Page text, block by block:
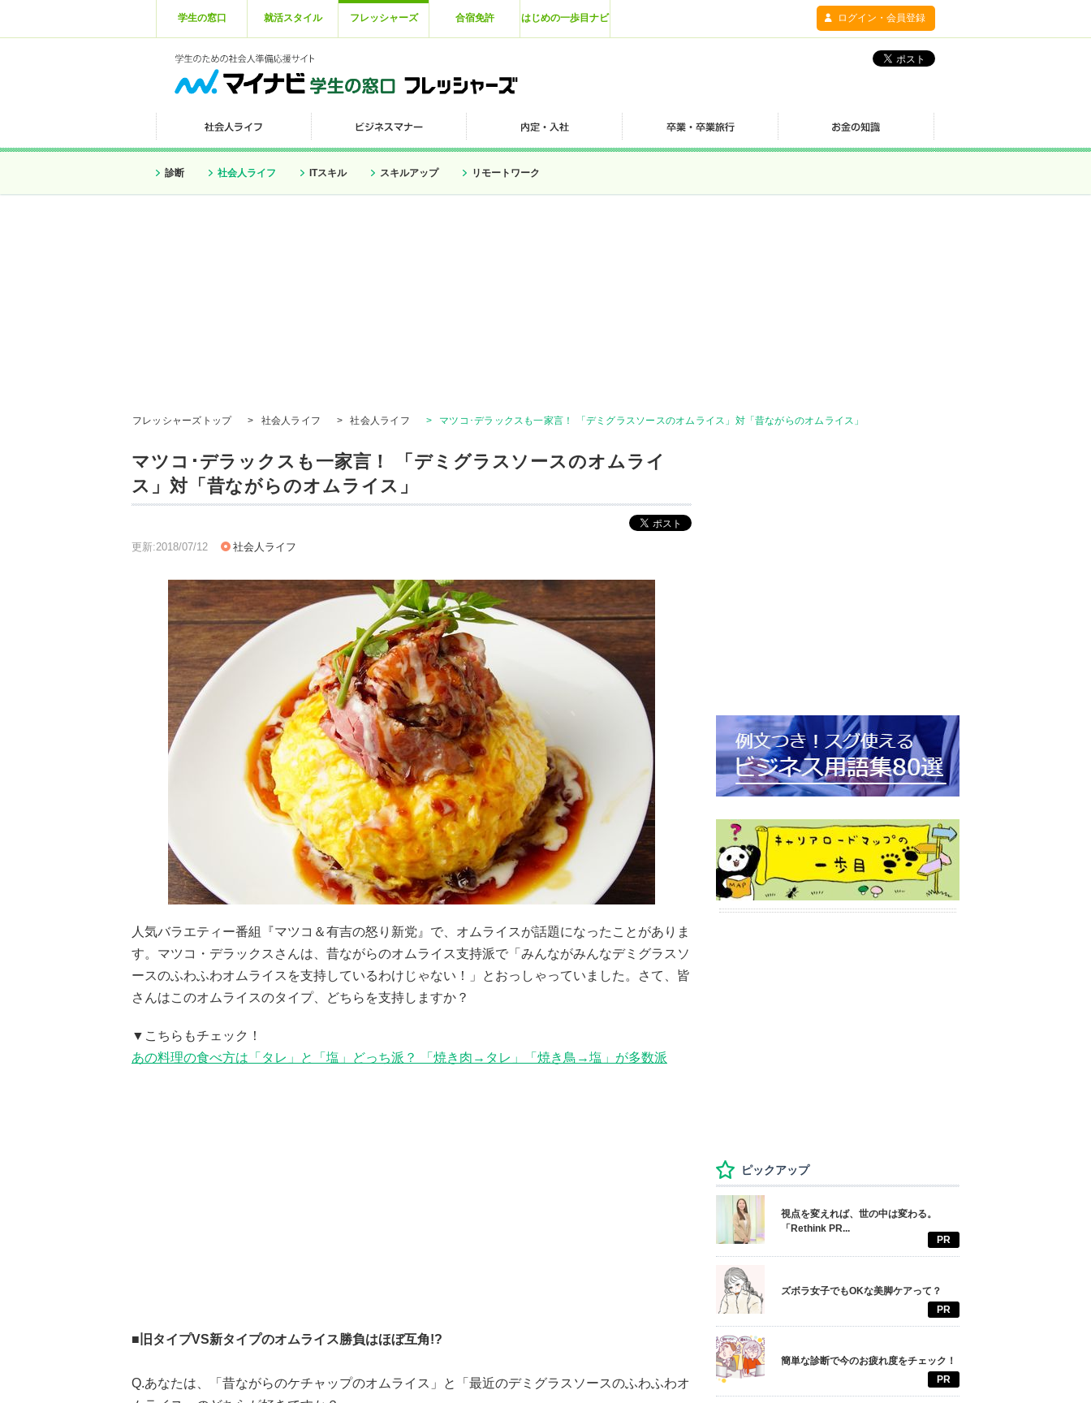
学生の窓口 就活スタイル フレッシャーズ 合宿免許 はじめの一歩目ナビ ログイン・会員登録
診断 社会人ライフ ITスキル スキルアップ リモートワーク
フレッシャーズトップ > 社会人ライフ > 社会人ライフ > マツコ･デラックスも一家言！ 「デミグラスソースのオムライス」対「昔ながらのオムライス」
マツコ･デラックスも一家言！ 「デミグラスソースのオムライ
ス」対「昔ながらのオムライス」
更新:2018/07/12 社会人ライフ
人気バラエティー番組『マツコ＆有吉の怒り新党』で、オムライスが話題になったことがありま
す。マツコ・デラックスさんは、昔ながらのオムライス支持派で「みんながみんなデミグラスソ
ースのふわふわオムライスを支持しているわけじゃない！」とおっしゃっていました。さて、皆
さんはこのオムライスのタイプ、どちらを支持しますか？
▼こちらもチェック！
あの料理の食べ方は「タレ」と「塩」どっち派？ 「焼き肉→タレ」「焼き鳥→塩」が多数派
■旧タイプVS新タイプのオムライス勝負はほぼ互角!?
Q.あなたは、「昔ながらのケチャップのオムライス」と「最近のデミグラスソースのふわふわオ
ピックアップ
視点を変えれば、世の中は変わる。
「Rethink PR...
PR
ズボラ女子でもOKな美脚ケアって？
PR
簡単な診断で今のお疲れ度をチェック！
PR